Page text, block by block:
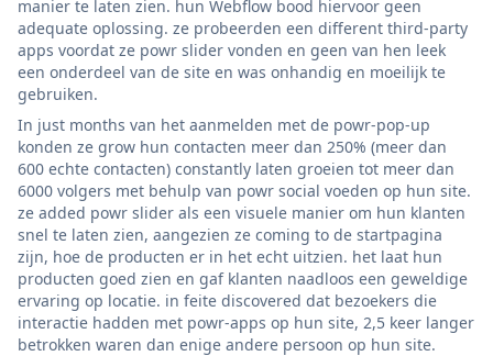
manier te laten zien. hun Webflow bood hiervoor geen
adequate oplossing. ze probeerden een different third-party
apps voordat ze powr slider vonden en geen van hen leek
een onderdeel van de site en was onhandig en moeilijk te
gebruiken.
In just months van het aanmelden met de powr-pop-up
konden ze grow hun contacten meer dan 250% (meer dan
600 echte contacten) constantly laten groeien tot meer dan
6000 volgers met behulp van powr social voeden op hun site.
ze added powr slider als een visuele manier om hun klanten
snel te laten zien, aangezien ze coming to de startpagina
zijn, hoe de producten er in het echt uitzien. het laat hun
producten goed zien en gaf klanten naadloos een geweldige
ervaring op locatie. in feite discovered dat bezoekers die
interactie hadden met powr-apps op hun site, 2,5 keer langer
betrokken waren dan enige andere persoon op hun site.